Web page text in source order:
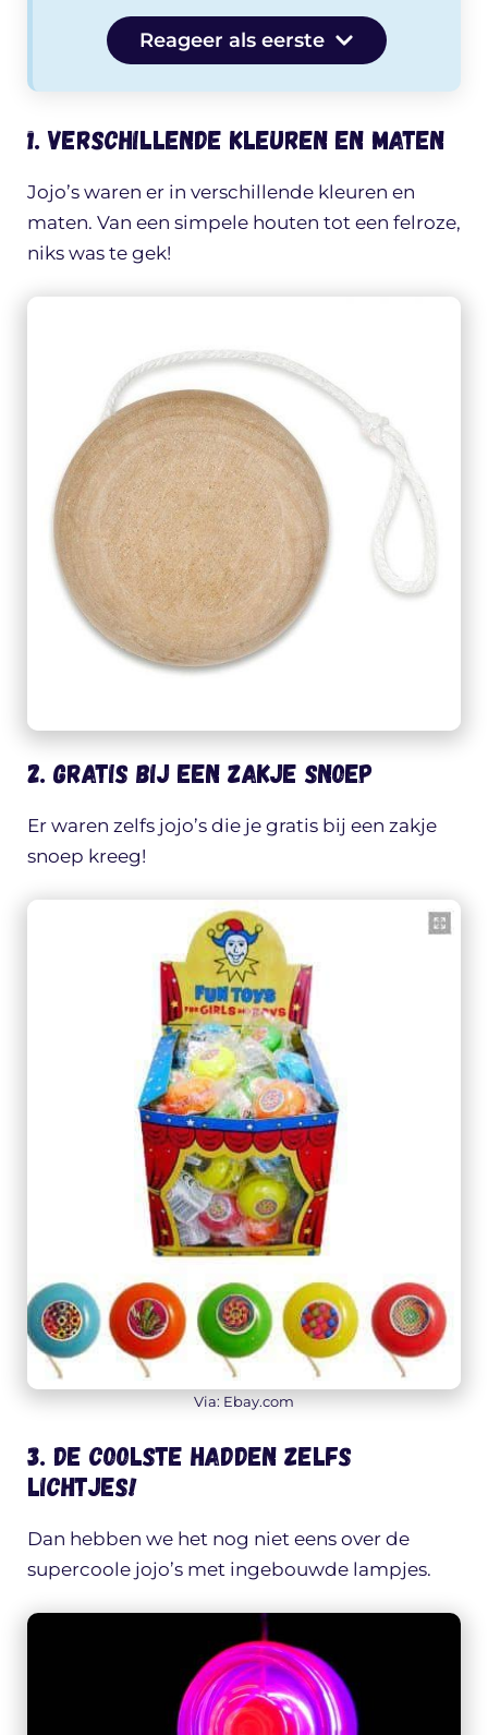
Reageer als eerste
1. Verschillende kleuren en maten
Jojo’s waren er in verschillende kleuren en
maten. Van een simpele houten tot een felroze,
niks was te gek!
2. Gratis bij een zakje snoep
Er waren zelfs jojo’s die je gratis bij een zakje
snoep kreeg!
Via: Ebay.com
3. De coolste hadden zelfs
lichtjes!
Dan hebben we het nog niet eens over de
supercoole jojo’s met ingebouwde lampjes.